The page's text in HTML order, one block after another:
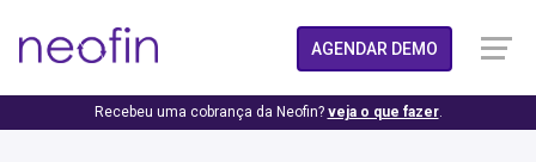
AGENDAR DEMO
Recebeu uma cobrança da Neofin? veja o que fazer.